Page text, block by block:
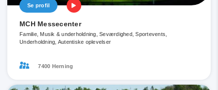
Se profil
MCH Messecenter
Familie, Musik & underholdning, Seværdighed, Sportevents,
Underholdning, Autentiske oplevelser
7400 Herning